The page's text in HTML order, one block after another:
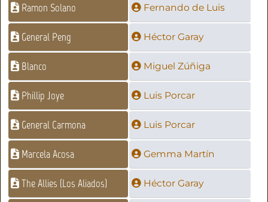
Ramon Solano Fernando de Luis
General Peng Héctor Garay
Blanco Miguel Zúñiga
Phillip Joye Luis Porcar
General Carmona Luis Porcar
Marcela Acosa Gemma Martín
The Allies (Los Aliados) Héctor Garay